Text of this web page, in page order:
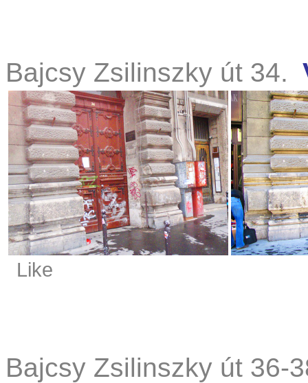
Bajcsy Zsilinszky út 34.
Like
Bajcsy Zsilinszky út 36-